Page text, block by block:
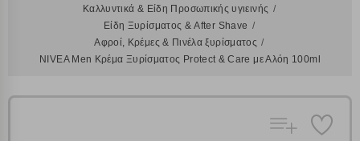
Καλλυντικά & Είδη Προσωπικής υγιεινής
Είδη Ξυρίσματος & After Shave
Αφροί, Κρέμες & Πινέλα ξυρίσματος
NIVEA Men Κρέμα Ξυρίσματος Protect & Care με Αλόη 100ml